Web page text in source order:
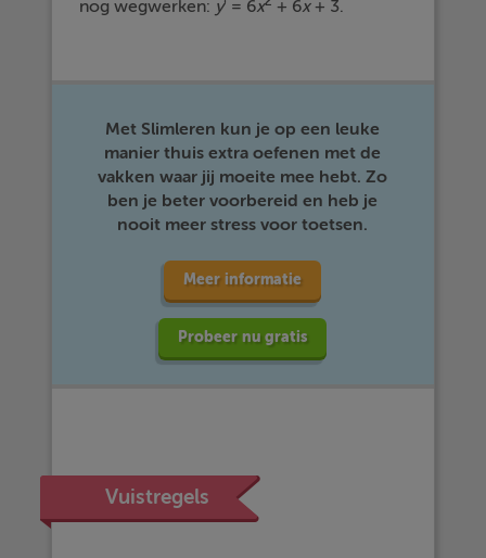
nog wegwerken: y' = 6x + 6x+ 3.
Met Slimleren kun je op een leuke
manier thuis extra oefenen met de
vakken waar jij moeite mee hebt. Zo
ben je beter voorbereid en heb je
nooit meer stress voor toetsen.
Meer informatie
Probeer nu gratis
Vuistregels